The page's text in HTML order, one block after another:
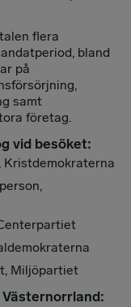
flera
bland
på
samt
företag.
vid besöket:
Miljöpartiet